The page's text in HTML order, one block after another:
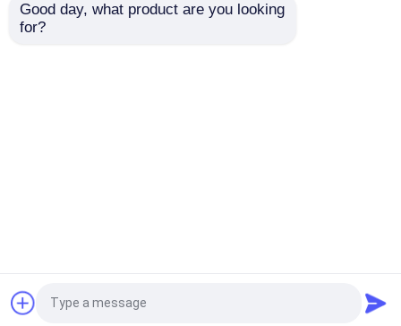
Science and Technology Co,. Ltd.. All Rights
Good day, what product are you looking
for?